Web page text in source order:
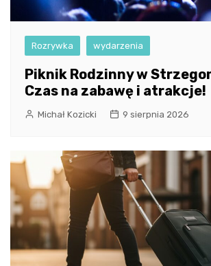
Rozrywka wydarzenia
Piknik Rodzinny w
Czas na zabawę i atrakcje!
Michał Kozicki 9 sierpnia 2026